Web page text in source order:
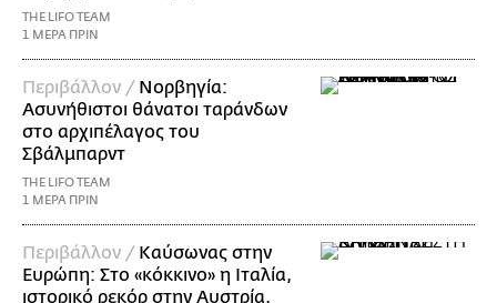
THE LIFO TEAM
1 ΜΕΡΑ ΠΡΙΝ
Περιβάλλον / Νορβηγία:
Ασυνήθιστοι θάνατοι ταράνδων
στο αρχιπέλαγος του
Σβάλμπαρντ
THE LIFO TEAM
1 ΜΕΡΑ ΠΡΙΝ
Περιβάλλον / Καύσωνας στην
Ευρώπη: Στο «κόκκινο» η Ιταλία,
ιστορικό ρεκόρ στην Αυστρία,